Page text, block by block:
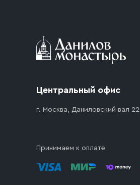
Центральный офис
г. Москва, Даниловский вал 22
Принимаем к оплате